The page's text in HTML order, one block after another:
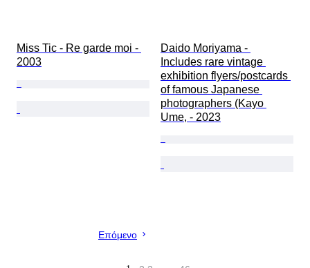
Miss Tic - Re garde moi -
2003
Daido Moriyama -
Includes rare vintage
exhibition flyers/postcards
of famous Japanese
photographers (Kayo
Ume, - 2023
Επόμενο